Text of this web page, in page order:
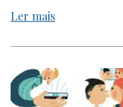
Ler mais